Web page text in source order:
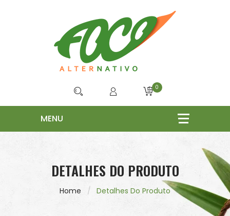
0
DETALHES DO PRODUTO
Home Detalhes Do Produto